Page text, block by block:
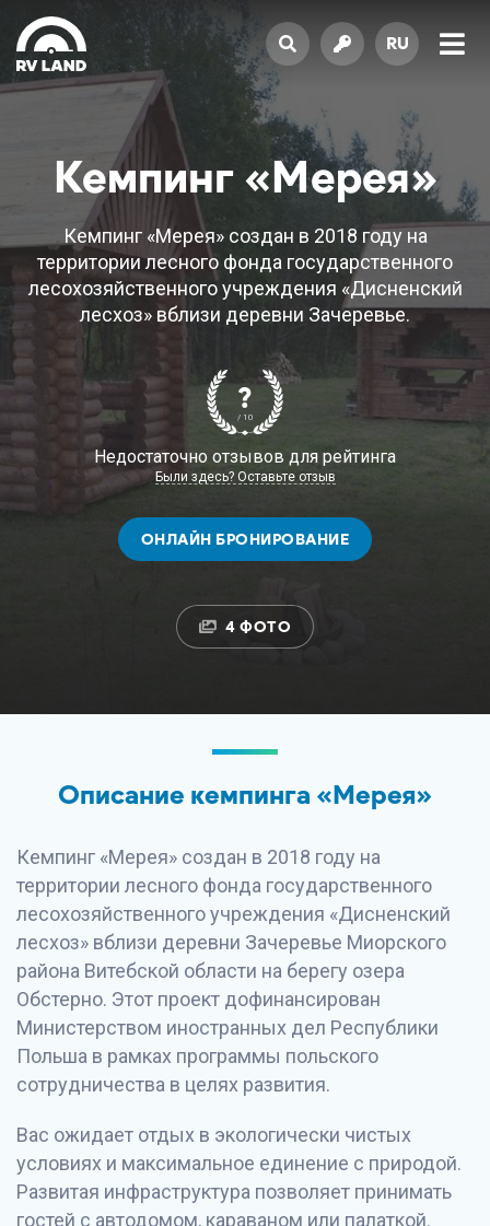
RU
Кемпинг «Мерея»
Кемпинг «Мерея» создан в 2018 году на
территории лесного фонда государственного
лесохозяйственного учреждения «Дисненский
лесхоз» вблизи деревни Зачеревье.
?
/ 10
Недостаточно отзывов для рейтинга
Были здесь? Оставьте отзыв
ОНЛАЙН БРОНИРОВАНИЕ
4 ФОТО
Описание кемпинга «Мерея»
Кемпинг «Мерея» создан в 2018 году на
территории лесного фонда государственного
лесохозяйственного учреждения «Дисненский
лесхоз» вблизи деревни Зачеревье Миорского
района Витебской области на берегу озера
Обстерно. Этот проект дофинансирован
Министерством иностранных дел Республики
Польша в рамках программы польского
сотрудничества в целях развития.
Вас ожидает отдых в экологически чистых
условиях и максимальное единение с природой.
Развитая инфраструктура позволяет принимать
гостей с автодомом, караваном или палаткой.